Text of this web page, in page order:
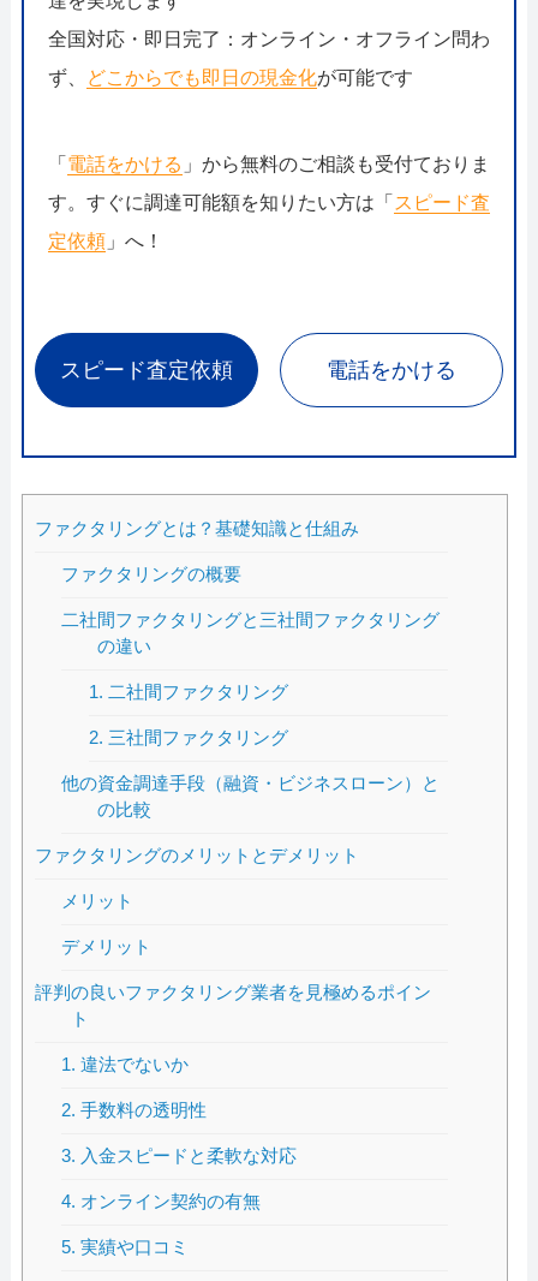
全国対応・即日完了：オンライン・オフライン問わ
ず、
どこからでも即日の現金化が可能です
「 電話をかける 」から無料のご相談も受付ておりま
す。すぐに調達可能額を知りたい方は「 スピード査
定依頼」へ！
スピード査定依頼 電話をかける
ファクタリングとは？基礎知識と仕組み
ファクタリングの概要
二社間ファクタリングと三社間ファクタリング
の違い
1. 二社間ファクタリング
2. 三社間ファクタリング
他の資金調達手段（融資・ビジネスローン）と
の比較
ファクタリングのメリットとデメリット
メリット
デメリット
評判の良いファクタリング業者を見極めるポイン
ト
1. 違法でないか
2. 手数料の透明性
3. 入金スピードと柔軟な対応
4. オンライン契約の有無
5. 実績や口コミ